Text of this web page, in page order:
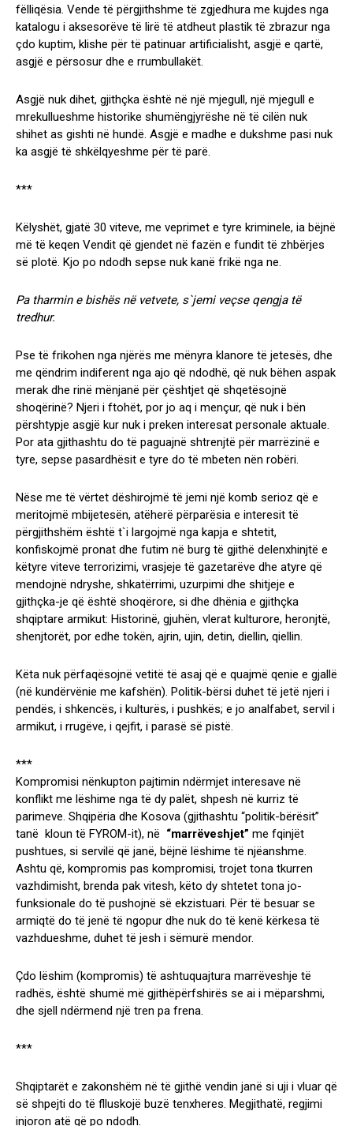
fëlliqësia. Vende të përgjithshme të zgjedhura me kujdes nga
katalogu i aksesorëve të lirë të atdheut plastik të zbrazur nga
çdo kuptim, klishe për të patinuar artificialisht, asgjë e qartë,
asgjë e përsosur dhe e rrumbullakët.
Asgjë nuk dihet, gjithçka është në një mjegull, një mjegull e
mrekullueshme historike shumëngjyrëshe në të cilën nuk
shihet as gishti në hundë. Asgjë e madhe e dukshme pasi nuk
ka asgjë të shkëlqyeshme për të parë.
***
Këlyshët, gjatë 30 viteve, me veprimet e tyre kriminele, ia bëjnë
më të keqen Vendit që gjendet në fazën e fundit të zhbërjes
së plotë. Kjo po ndodh sepse nuk kanë frikë nga ne.
Pa tharmin e bishës në vetvete, s`jemi veçse qengja të
tredhur.
Pse të frikohen nga njërës me mënyra klanore të jetesës, dhe
me qëndrim indiferent nga ajo që ndodhë, që nuk bëhen aspak
merak dhe rinë mënjanë për çështjet që shqetësojnë
shoqërinë? Njeri i ftohët, por jo aq i mençur, që nuk i bën
përshtypje asgjë kur nuk i preken interesat personale aktuale.
Por ata gjithashtu do të paguajnë shtrenjtë për marrëzinë e
tyre, sepse pasardhësit e tyre do të mbeten nën robëri.
Nëse me të vërtet dëshirojmë të jemi një komb serioz që e
meritojmë mbijetesën, atëherë përparësia e interesit të
përgjithshëm është t`i largojmë nga kapja e shtetit,
konfiskojmë pronat dhe futim në burg të gjithë delenxhinjtë e
këtyre viteve terrorizimi, vrasjeje të gazetarëve dhe atyre që
mendojnë ndryshe, shkatërrimi, uzurpimi dhe shitjeje e
gjithçka-je që është shoqërore, si dhe dhënia e gjithçka
shqiptare armikut: Historinë, gjuhën, vlerat kulturore, heronjtë,
shenjtorët, por edhe tokën, ajrin, ujin, detin, diellin, qiellin.
Këta nuk përfaqësojnë vetitë të asaj që e quajmë qenie e gjallë
(në kundërvënie me kafshën). Politik-bërsi duhet të jetë njeri i
pendës, i shkencës, i kulturës, i pushkës; e jo analfabet, servil i
armikut, i rrugëve, i qejfit, i parasë së pistë.
***
Kompromisi nënkupton pajtimin ndërmjet interesave në
konflikt me lëshime nga të dy palët, shpesh në kurriz të
parimeve. Shqipëria dhe Kosova (gjithashtu “politik-bërësit”
tanë kloun të FYROM-it), në “marrëveshjet” me fqinjët
pushtues, si servilë që janë, bëjnë lëshime të njëanshme.
Ashtu që, kompromis pas kompromisi, trojet tona tkurren
vazhdimisht, brenda pak vitesh, këto dy shtetet tona jo-
funksionale do të pushojnë së ekzistuari. Për të besuar se
armiqtë do të jenë të ngopur dhe nuk do të kenë kërkesa të
vazhdueshme, duhet të jesh i sëmurë mendor.
Çdo lëshim (kompromis) të ashtuquajtura marrëveshje të
radhës, është shumë më gjithëpërfshirës se ai i mëparshmi,
dhe sjell ndërmend një tren pa frena.
***
Shqiptarët e zakonshëm në të gjithë vendin janë si uji i vluar që
së shpejti do të flluskojë buzë tenxheres. Megjithatë, regjimi
injoron atë që po ndodh.